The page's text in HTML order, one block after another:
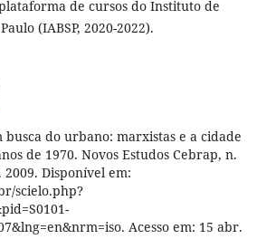
de cursos do Instituto de
(IABSP, 2020-2022).
busca do urbano: marxistas e a cidade
de 1970. Novos Estudos Cebrap, n.
Disponível em:
scielo.php?
Acesso em: 15 abr.